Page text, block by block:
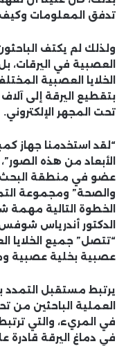
تدفق المعلومات وكيف
ولذلك لم يكتف
العصبية في اليرقات،
الخلايا العصبية
بتقطيع اليرقة إلى
تحت المجهر الإلكتروني.
“لقد استخدمنا جهاز
الأبعاد من هذه
عضو في منطقة البحث
الخطوة التالية
الدكتور أندرياس
“تتصل” جميع الخلايا
عصبية بخلية
يرتبط مستقبل التمدد
العملية الباحثين من
في المريء، والتي
في دماغ اليرقة قادرة